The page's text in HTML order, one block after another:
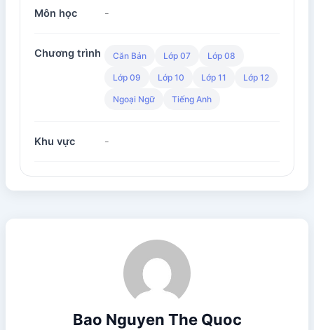
Môn học -
Chương trình Căn Bản Lớp 07 Lớp 08
Lớp 09 Lớp 10 Lớp 11 Lớp 12
Ngoại Ngữ Tiếng Anh
Khu vực -
Bao Nguyen The Quoc